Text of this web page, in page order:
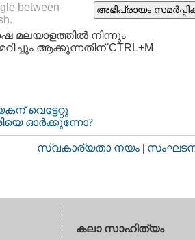
between
മലയാളത്തില്‍ നിന്നും
ആക്കുന്നതിന് CTRL+M
വെട്ടേറ്റു
ഓര്‍ക്കുന്നോ?
സ്വകാര്യതാ നയം |
കലാ സാഹിത്യം